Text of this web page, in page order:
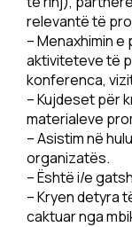
relevantë të
– Menaxhimin
aktiviteteve të
konferenca,
– Kujdeset për
materialeve
– Asistim në
organizatës.
– Është i/e
– Kryen detyra
caktuar nga